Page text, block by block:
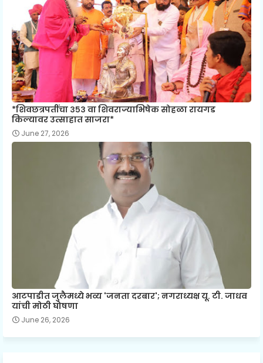
*शिवछत्रपतींचा ३५३ वा शिवराज्याभिषेक सोहळा रायगड
किल्यावर उत्साहात साजरा*
June 27, 2026
आटपाडीत जुलैमध्ये भव्य 'जनता दरबार'; नगराध्यक्ष यू. टी. जाधव
यांची मोठी घोषणा
June 26, 2026